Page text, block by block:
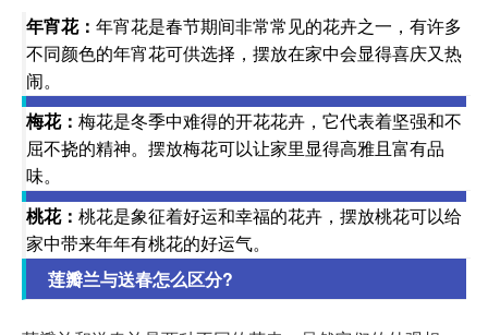
年宵花： 年宵花是春节期间非常常见的花卉之一，有许多
不同颜色的年宵花可供选择，摆放在家中会显得喜庆又热
闹。
梅花： 梅花是冬季中难得的开花花卉，它代表着坚强和不
屈不挠的精神。摆放梅花可以让家里显得高雅且富有品
味。
桃花： 桃花是象征着好运和幸福的花卉，摆放桃花可以给
家中带来年年有桃花的好运气。
莲瓣兰与送春怎么区分?